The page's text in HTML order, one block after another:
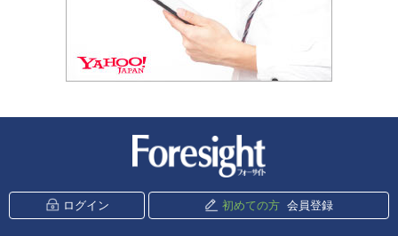
ログイン 初めての方 会員登録